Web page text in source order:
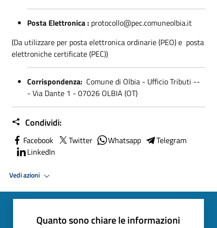
Posta Elettronica : protocollo@pec.comuneolbia.it
(Da utilizzare per posta elettronica ordinarie (PEO) e posta
elettroniche certificate (PEC))
Corrispondenza: Comune di Olbia - Ufficio Tributi --
- Via Dante 1 - 07026 OLBIA (OT)
Condividi:
Facebook Twitter Whatsapp
Telegram
LinkedIn
Vedi azioni
Quanto sono chiare le informazioni